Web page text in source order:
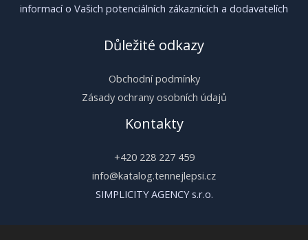
informací o Vašich potenciálních zákaznících a dodavatelích
Důležité odkazy
Obchodní podmínky
Zásady ochrany osobních údajů
Kontakty
+420 228 227 459
info@katalog.tennejlepsi.cz
SIMPLICITY AGENCY s.r.o.